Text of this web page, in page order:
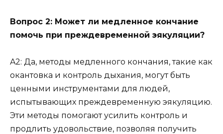
Вопрос 2: Может ли медленное кончание
помочь при преждевременной эякуляции?
A2: Да, методы медленного кончания, такие как
окантовка и контроль дыхания, могут быть
ценными инструментами для людей,
испытывающих преждевременную эякуляцию.
Эти методы помогают усилить контроль и
продлить удовольствие, позволяя получить